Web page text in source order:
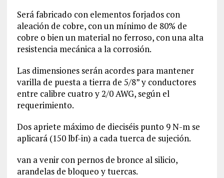
Será fabricado con elementos forjados con
aleación de cobre, con un mínimo de 80% de
cobre o bien un material no ferroso, con una alta
resistencia mecánica a la corrosión.
Las dimensiones serán acordes para mantener
varilla de puesta a tierra de 5/8” y conductores
entre calibre cuatro y 2/0 AWG, según el
requerimiento.
Dos apriete máximo de dieciséis punto 9 N-m se
aplicará (150 lbf-in) a cada tuerca de sujeción.
van a venir con pernos de bronce al silicio,
arandelas de bloqueo y tuercas.